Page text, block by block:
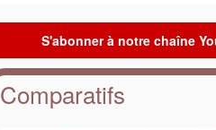
Comparatifs